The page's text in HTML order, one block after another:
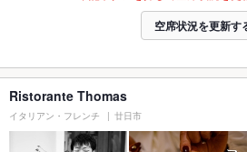
空席状況を更新す
Ristorante Thomas
イタリアン・フレンチ 廿日市